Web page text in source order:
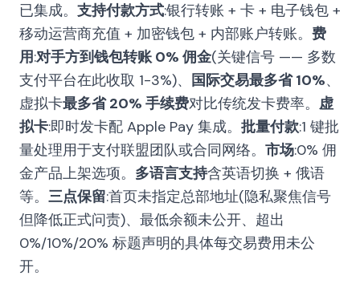
已集成。 支持付款方式:银行转账 + 卡 + 电子钱包 +
移动运营商充值 + 加密钱包 + 内部账户转账。 费
用:对手方到钱包转账 0% 佣金(关键信号 —— 多数
支付平台在此收取 1-3%)、 国际交易最多省 10%、
虚拟卡最多省 20% 手续费对比传统发卡费率。 虚
拟卡:即时发卡配 Apple Pay 集成。 批量付款:1 键批
量处理用于支付联盟团队或合同网络。 市场:0% 佣
金产品上架选项。 多语言支持含英语切换 + 俄语
等。 三点保留:首页未指定总部地址(隐私聚焦信号
但降低正式问责)、最低余额未公开、超出
0%/10%/20% 标题声明的具体每交易费用未公
开。